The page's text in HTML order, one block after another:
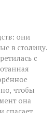
они
в столицу.
с
чтобы
она